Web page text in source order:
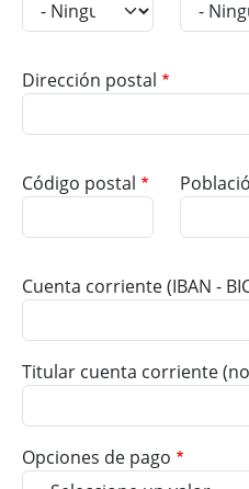
Dirección postal
Código postal
Cuenta corriente (IBAN -
Titular cuenta corriente
Opciones de pago